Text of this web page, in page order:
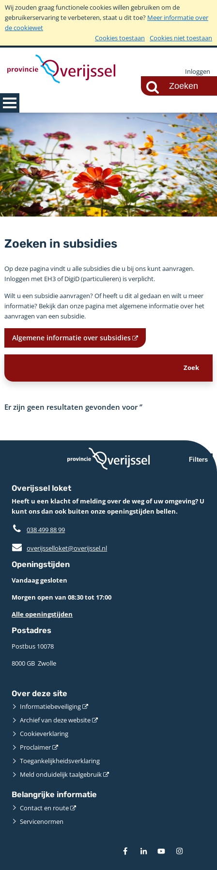
Wij zouden graag functionele cookies willen gebruiken om de
gebruikerservaring te verbeteren, staat u dit toe? Meer informatie over
de cookiewet
Cookies toestaan
Cookies niet toestaan
Inloggen
Zoeken in subsidies
Op deze pagina vindt u alle subsidies die u bij ons kunt aanvragen.
Inloggen met EH3 of DigiD (particulieren) is verplicht.
Wilt u een subsidie aanvragen? Of heeft u dit al gedaan en wilt u meer
informatie? Bekijk dan onze pagina met algemene informatie over het
aanvragen van een subsidie.
Algemene informatie over subsidies
Er zijn geen resultaten gevonden voor‘’
Filters
Overijssel loket
Heeft u een klacht of melding over de weg of uw omgeving? U
kunt ons dan ook buiten onze openingstijden bellen.
038 499 88 99
overijsselloket@overijssel.nl
Openingstijden
Vandaag gesloten
Morgen open van 08:30 tot 17:00
Alle openingstijden
Postadres
Postbus 10078 ­
8000 GB ­ Zwolle
Over deze site
Informatiebeveiliging
Archief van deze website
Cookieverklaring
Proclaimer
Toegankelijkheidsverklaring
Meld onduidelijk taalgebruik
Belangrijke informatie
Contact en route
Servicenormen